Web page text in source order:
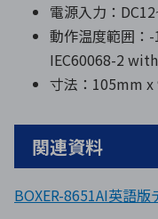
電源入力：
動作温度範囲：
IEC60068-2
寸法：105mm
関連資料
BOXER-8651AI英語